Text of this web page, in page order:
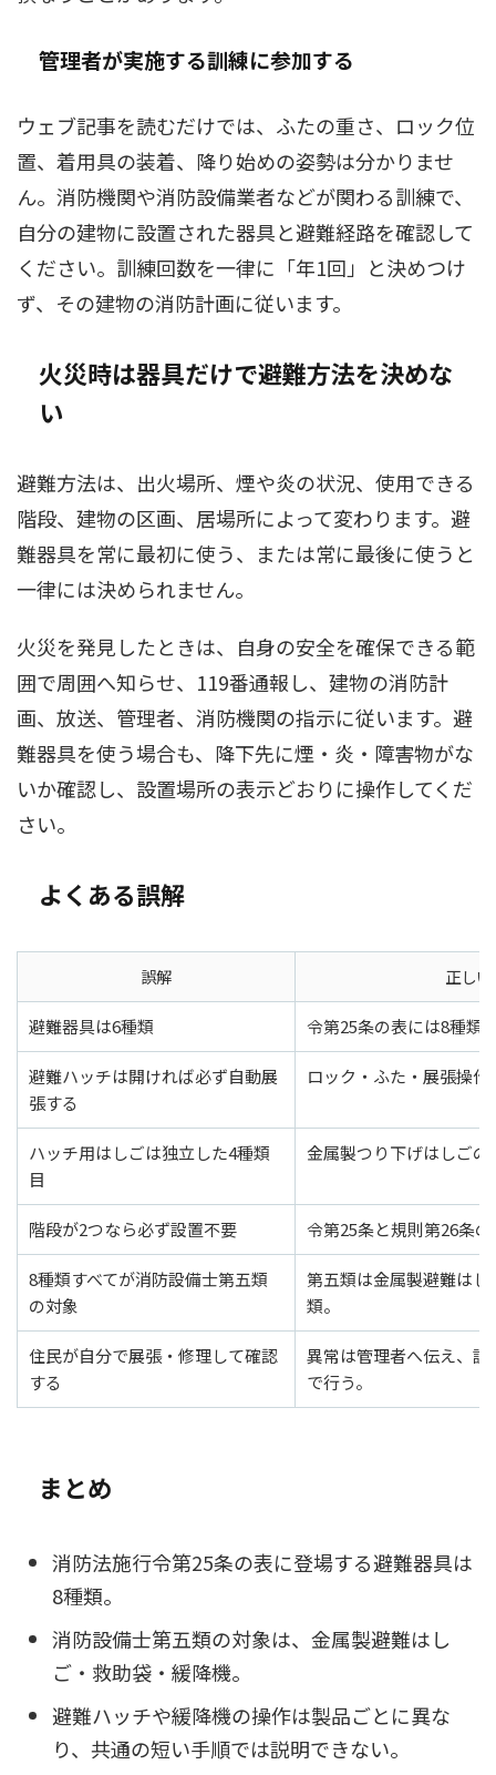
管理者が実施する訓練に参加する
ウェブ記事を読むだけでは、ふたの重さ、ロック位
置、着用具の装着、降り始めの姿勢は分かりませ
ん。消防機関や消防設備業者などが関わる訓練で、
自分の建物に設置された器具と避難経路を確認して
ください。訓練回数を一律に「年1回」と決めつけ
ず、その建物の消防計画に従います。
火災時は器具だけで避難方法を決めな
い
避難方法は、出火場所、煙や炎の状況、使用できる
階段、建物の区画、居場所によって変わります。避
難器具を常に最初に使う、または常に最後に使うと
一律には決められません。
火災を発見したときは、自身の安全を確保できる範
囲で周囲へ知らせ、119番通報し、建物の消防計
画、放送、管理者、消防機関の指示に従います。避
難器具を使う場合も、降下先に煙・炎・障害物がな
いか確認し、設置場所の表示どおりに操作してくだ
さい。
よくある誤解
誤解 正し
避難器具は6種類 令第25条の表には8種類
避難ハッチは開ければ必ず自動展
張する
ロック・ふた・展張操
ハッチ用はしごは独立した4種類
目
金属製つり下げはしご
階段が2つなら必ず設置不要 令第25条と規則第26条
8種類すべてが消防設備士第五類
の対象
第五類は金属製避難は
類。
住民が自分で展張・修理して確認
する
異常は管理者へ伝え、
で行う。
まとめ
消防法施行令第25条の表に登場する避難器具は
8種類。
消防設備士第五類の対象は、金属製避難はし
ご・救助袋・緩降機。
避難ハッチや緩降機の操作は製品ごとに異な
り、共通の短い手順では説明できない。